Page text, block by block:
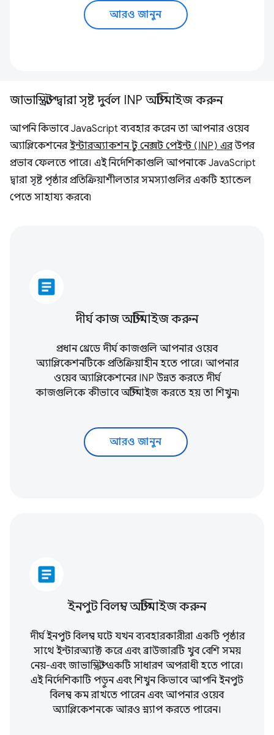
আরও জানুন
জাভাস্ক্রিপ্ট দ্বারা সৃষ্ট দুর্বল INP অপ্টিমাইজ করুন
আপনি কিভাবে JavaScript ব্যবহার করেন তা আপনার ওয়েব
অ্যাপ্লিকেশনেরইন্টারঅ্যাকশন টু নেক্সট পেইন্ট (INP) এরউপর
প্রভাব ফেলতে পারে। এই নির্দেশিকাগুলি আপনাকে JavaScript
দ্বারা সৃষ্ট পৃষ্ঠার প্রতিক্রিয়াশীলতার সমস্যাগুলির একটি হ্যান্ডেল
পেতে সাহায্য করবে৷
article
দীর্ঘ কাজ অপ্টিমাইজ করুন
প্রধান থ্রেডে দীর্ঘ কাজগুলি আপনার ওয়েব
অ্যাপ্লিকেশনটিকে প্রতিক্রিয়াহীন হতে পারে। আপনার
ওয়েব অ্যাপ্লিকেশনের INP উন্নত করতে দীর্ঘ
কাজগুলিকে কীভাবে অপ্টিমাইজ করতে হয় তা শিখুন৷
আরও জানুন
article
ইনপুট বিলম্ব অপ্টিমাইজ করুন
দীর্ঘ ইনপুট বিলম্ব ঘটে যখন ব্যবহারকারীরা একটি পৃষ্ঠার
সাথে ইন্টারঅ্যাক্ট করে এবং ব্রাউজারটি খুব বেশি সময়
নেয়-এবং জাভাস্ক্রিপ্ট একটি সাধারণ অপরাধী হতে পারে।
এই নির্দেশিকাটি পড়ুন এবং শিখুন কিভাবে আপনি ইনপুট
বিলম্ব কম রাখতে পারেন এবং আপনার ওয়েব
অ্যাপ্লিকেশনকে আরও স্ন্যাপ করতে পারেন।